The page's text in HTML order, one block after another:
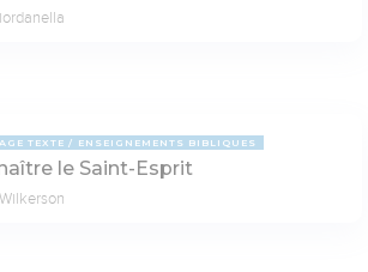
TEXTE ENSEIGNEMENTS BIBLIQUES
le Saint-Esprit